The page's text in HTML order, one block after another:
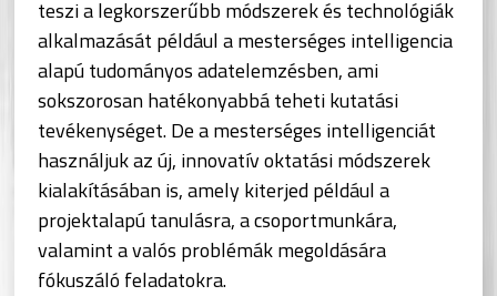
teszi a legkorszerűbb módszerek és technológiák
alkalmazását például a mesterséges intelligencia
alapú tudományos adatelemzésben, ami
sokszorosan hatékonyabbá teheti kutatási
tevékenységet. De a mesterséges intelligenciát
használjuk az új, innovatív oktatási módszerek
kialakításában is, amely kiterjed például a
projektalapú tanulásra, a csoportmunkára,
valamint a valós problémák megoldására
fókuszáló feladatokra.